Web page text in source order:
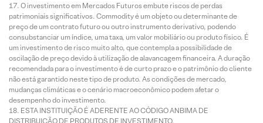
O investimento em Mercados Futuros embute riscos de perdas
patrimoniais significativos. Commodity é um objeto ou determinante de
preço de um contrato futuro ou outro instrumento derivativo, podendo
consubstanciar um índice, uma taxa, um valor mobiliário ou produto físico. É
um investimento de risco muito alto, que contempla a possibilidade de
oscilação de preço devido à utilização de alavancagem financeira. A duração
recomendada para o investimento é de curto prazo e o patrimônio do cliente
não está garantido neste tipo de produto. As condições de mercado,
mudanças climáticas e o cenário macroeconômico podem afetar o
desempenho do investimento.
ESTA INSTITUIÇÃO É ADERENTE AO CÓDIGO ANBIMA DE
DISTRIBUIÇÃO DE PRODUTOS DE INVESTIMENTO.